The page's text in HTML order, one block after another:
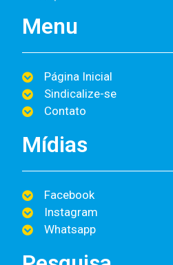
Menu
Página Inicial
Sindicalize-se
Contato
Mídias
Facebook
Instagram
Whatsapp